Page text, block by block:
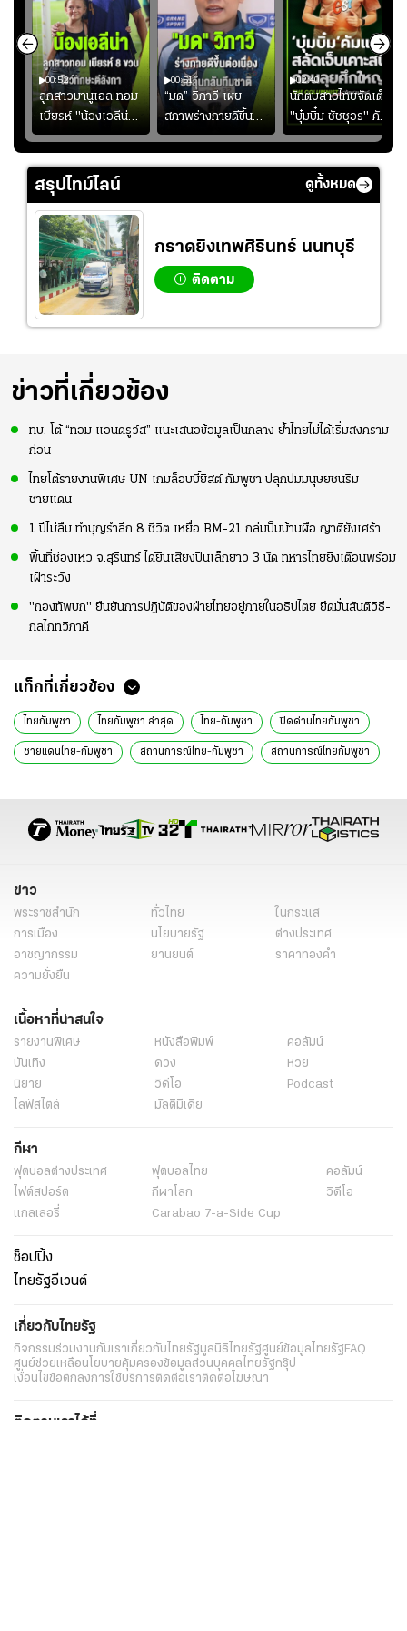
00:52
ลูกสาวมานูเอล ทอม
เบียรห์ "น้องเอลีน่า"
วัย 8 ขวบ โชว์ตี
ลังกาสุดพริ้ว
00:51
“มด” วิภาวี เผย
สภาพร่างกายดีขึ้น
อย่างต่อเนื่อง พร้อม
พยายามลงสนามให้
02:40
นักตบสาวไทยจัดเต็ม
"บุ๋มบิ๋ม ชัชชุอร" คัม
แบ็ก ศึก" SEA V
CUP 2026" เลก
สอง!!
สรุปไทม์ไลน์ ดูทั้งหมด
กราดยิงเทพศิรินทร์ นนทบุรี
ติดตาม
ข่าวที่เกี่ยวข้อง
ทบ. โต้ “ทอม แอนดรูว์ส” แนะเสนอข้อมูลเป็นกลาง ย้ำไทยไม่ได้เริ่มสงคราม
ก่อน
ไทยโต้รายงานพิเศษ UN เกมล็อบบี้ยิสต์ กัมพูชา ปลุกปมมนุษยชนริม
ชายแดน
1 ปีไม่ลืม ทำบุญรำลึก 8 ชีวิต เหยื่อ BM-21 ถล่มปั๊มบ้านผือ ญาติยังเศร้า
พื้นที่ช่องเหว จ.สุรินทร์ ได้ยินเสียงปืนเล็กยาว 3 นัด ทหารไทยยิงเตือนพร้อม
เฝ้าระวัง
"กองทัพบก" ยืนยันการปฏิบัติของฝ่ายไทยอยู่ภายในอธิปไตย ยึดมั่นสันติวิธี-
กลไกทวิภาคี
แท็กที่เกี่ยวข้อง
ไทยกัมพูชา ไทยกัมพูชา ล่าสุด ไทย-กัมพูชา ปิดด่านไทยกัมพูชา
ชายแดนไทย-กัมพูชา สถานการณ์ไทย-กัมพูชา สถานการณ์ไทยกัมพูชา
ข่าว
พระราชสำนัก ทั่วไทย
ในกระแส
การเมือง
นโยบายรัฐ
ต่างประเทศ
อาชญากรรม
ยานยนต์
ราคาทองคำ
ความยั่งยืน
เนื้อหาที่น่าสนใจ
รายงานพิเศษ หนังสือพิมพ์
คอลัมน์
บันเทิง
ดวง
หวย
นิยาย
วิดีโอ
Podcast
ไลฟ์สไตล์
มัลติมีเดีย
กีฬา
ฟุตบอลต่่างประเทศ ฟุตบอลไทย
คอลัมน์
ไฟต์สปอร์ต
กีฬาโลก
วิดีโอ
แกลเลอรี่
Carabao 7-a-Side Cup
ช็อปปิ้ง
ไทยรัฐอีเวนต์
เกี่ยวกับไทยรัฐ
กิจกรรมร่วมงานกับเราเกี่ยวกับไทยรัฐมูลนิธิไทยรัฐศูนย์ข้อมูลไทยรัฐFAQ
ศูนย์ช่วยเหลือนโยบายคุ้มครองข้อมูลส่วนบุคคลไทยรัฐกรุ๊ป
เงื่อนไขข้อตกลงการใช้บริการติดต่อเราติดต่อโฆษณา
ติดตามเราได้ที่